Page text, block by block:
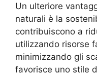
Un ulteriore
naturali è la
contribuiscono a
utilizzando risorse
minimizzando gli
favorisce uno stile